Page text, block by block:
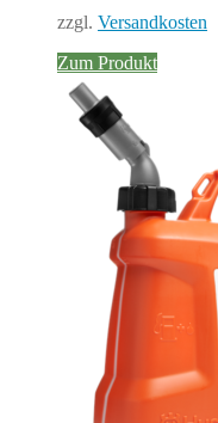
zzgl. Versandkosten
Zum Produkt